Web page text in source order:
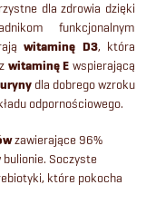
dla zdrowia dzięki
funkcjonalnym
witaminę D3, która
witaminę E wspierającą
dla dobrego wzroku
odpornościowego.
zawierające 96%
Soczyste
które pokocha